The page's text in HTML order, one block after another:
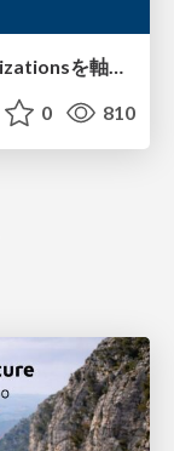
AWS運用を効率化する！AWS Organizationsを軸にした一元管理の実践/nikkei-tech-talk-202512
0 810